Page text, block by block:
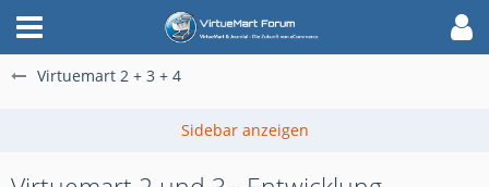
Virtuemart 2 + 3 + 4